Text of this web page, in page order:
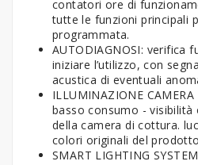
contatori ore di
tutte le funzioni principali
programmata.
AUTODIAGNOSI: verifica
iniziare l’utilizzo, con
acustica di eventuali
ILLUMINAZIONE
basso consumo -
della camera di cottura.
colori originali del
SMART LIGHTING